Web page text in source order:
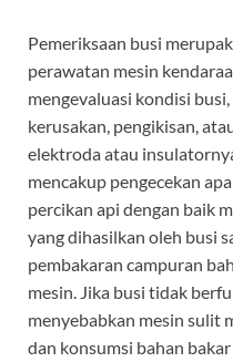
Pemeriksaan busi
perawatan mesin
mengevaluasi kondisi
kerusakan, pengikisan,
elektroda atau
mencakup pengecekan
percikan api dengan baik
yang dihasilkan oleh busi
pembakaran campuran
mesin. Jika busi tidak
menyebabkan mesin sulit
dan konsumsi bahan